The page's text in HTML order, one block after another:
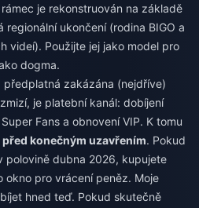
je rekonstruován na základě
ukončení (rodina BIGO a
videí). Použijte jej jako model pro
dogma.
zakázána (nejdříve)
je platební kanál: dobíjení
Fans a obnovení VIP. K tomu
konečným uzavřením. Pokud
polovině dubna 2026, kupujete
okno pro vrácení peněz. Moje
hned teď. Pokud skutečně